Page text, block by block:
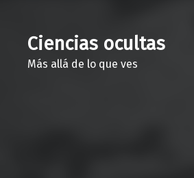
Ciencias ocultas
Más allá de lo que ves